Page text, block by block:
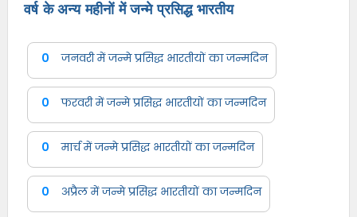
वर्ष के अन्य महीनों में जन्मे प्रसिद्ध भारतीय
0 जनवरी में जन्मे प्रसिद्ध भारतीयों का जन्मदिन
0 फरवरी में जन्मे प्रसिद्ध भारतीयों का जन्मदिन
0 मार्च में जन्मे प्रसिद्ध भारतीयों का जन्मदिन
0 अप्रैल में जन्मे प्रसिद्ध भारतीयों का जन्मदिन